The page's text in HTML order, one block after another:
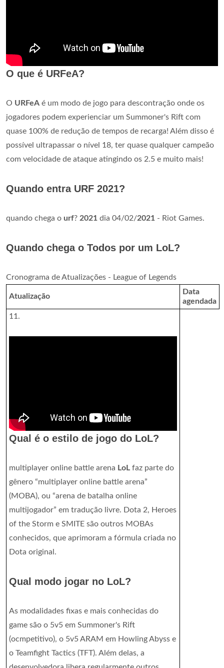
O que é URFeA?
O URFeA é um modo de jogo para descontração onde os
jogadores podem experienciar um Summoner's Rift com
quase 100% de redução de tempos de recarga! Além disso é
possível ultrapassar o nível 18, ter quase qualquer campeão
com velocidade de ataque atingindo os 2.5 e muito mais!
Quando entra URF 2021?
quando chega o urf? 2021 dia 04/02/2021 - Riot Games.
Quando chega o Todos por um LoL?
Cronograma de Atualizações - League of Legends
Atualização
Data
agendada
11.
Qual é o estilo de jogo do LoL?
multiplayer online battle arena LoL faz parte do
gênero “multiplayer online battle arena”
(MOBA), ou “arena de batalha online
multijogador” em tradução livre. Dota 2, Heroes
of the Storm e SMITE são outros MOBAs
conhecidos, que aprimoram a fórmula criada no
Dota original.
Qual modo jogar no LoL?
As modalidades fixas e mais conhecidas do
game são o 5v5 em Summoner's Rift
(ocmpetitivo), o 5v5 ARAM em Howling Abyss e
o Teamfight Tactics (TFT). Além delas, a